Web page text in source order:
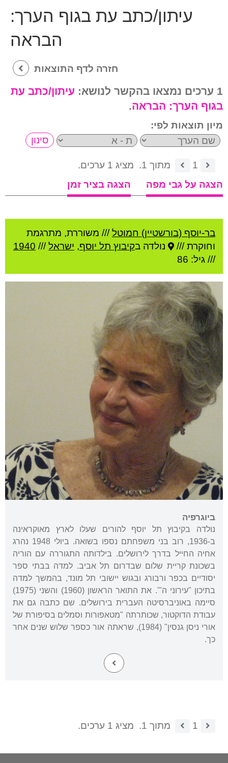
עיתון/כתב עת בגוף הערך:
הבראה
חזרה לדף התוצאות
1 ערכים נמצאו בהקשר לנושא:
עיתון/כתב עת
בגוף הערך: הבראה.
מיון תוצאות לפי:
1 מתוך 1.
מציג 1 ערכים.
הצגה על גבי מפה
הצגה בציר זמן
בר-יוסף (בורשטיין) חמוטל/// משוררת, מתרגמת
וחוקרת ///
נולדה בקיבוץ תל יוסף, ישראל///
1940
/// גיל: 86
ביוגרפיה
נולדה בקיבוץ תל יוסף להורים שעלו לארץ מאוקראינה
ב-1936, רוב בני משפחתם נספו בשואה. ביולי 1948 נהרג
אחיה החייל בדרך לירושלים. בילדותה התגוררה עם הוריה
בשכונת קריית שלום שבדרום תל אביב. למדה בבתי ספר
יסודיים בכפר ורבורג ובגוש יישובי תל מונד, בהמשך למדה
בתיכון "עירוני ה"'. את התואר הראשון (1960) והשני (1975)
סיימה באוניברסיטה העברית בירושלים. שם כתבה גם את
עבודת הדוקטור, שכותרתה "מטאפורות וסמלים בסיפורת של
אורי ניסן גנסין" (1984), שראתה אור כספר שלוש שנים אחר
כך.
1 מתוך 1. מציג 1 ערכים.